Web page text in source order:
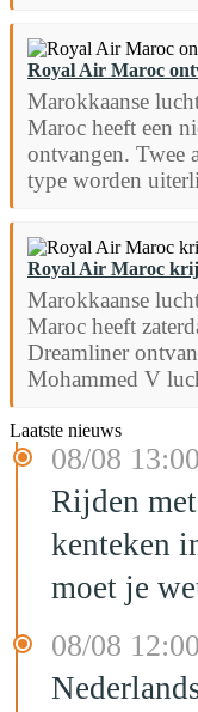
Royal Air Maroc
Marokkaanse
Maroc heeft een
ontvangen. Twee
type worden
Royal Air Maroc
Marokkaanse
Maroc heeft
Dreamliner
Mohammed V
Laatste nieuws
08/08 13:00
Rijden
kenteken
moet je
08/08 12:00